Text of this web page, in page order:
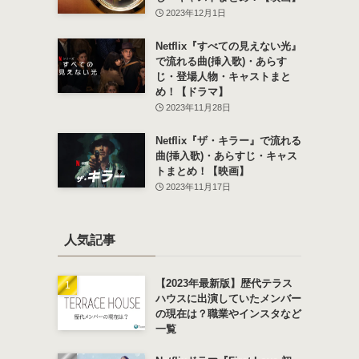
2023年12月1日
Netflix『すべての見えない光』
で流れる曲(挿入歌)・あらす
じ・登場人物・キャストまと
め！【ドラマ】
2023年11月28日
Netflix『ザ・キラー』で流れる
曲(挿入歌)・あらすじ・キャス
トまとめ！【映画】
2023年11月17日
人気記事
【2023年最新版】歴代テラス
ハウスに出演していたメンバー
の現在は？職業やインスタなど
一覧